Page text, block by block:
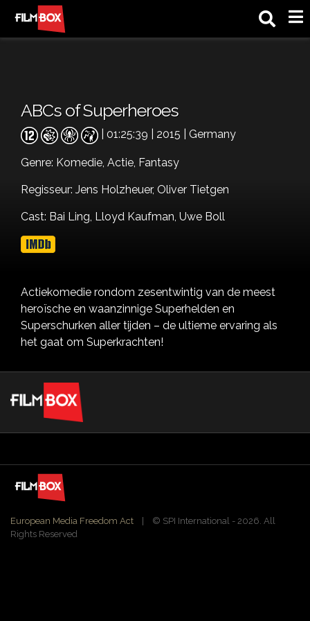
ABCs of Superheroes
| 01:25:39 | 2015 | Germany
Genre: Komedie, Actie, Fantasy
Regisseur: Jens Holzheuer, Oliver Tietgen
Cast: Bai Ling, Lloyd Kaufman, Uwe Boll
Actiekomedie rondom zesentwintig van de meest
heroïsche en waanzinnige Superhelden en
Superschurken aller tijden – de ultieme ervaring als
het gaat om Superkrachten!
European Media Freedom Act | ©️ SPI International - 2026. All
Rights Reserved